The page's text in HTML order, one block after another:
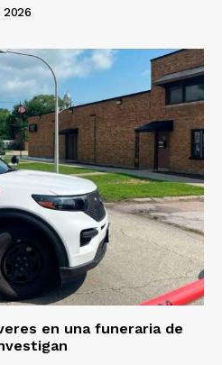
2026
en una funeraria de